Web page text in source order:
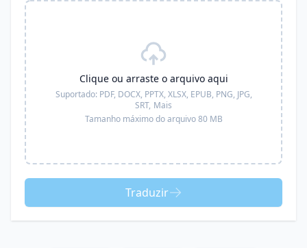
Clique ou arraste o arquivo aqui
Suportado: PDF, DOCX, PPTX, XLSX, EPUB, PNG, JPG,
SRT, Mais
Tamanho máximo do arquivo 80 MB
Traduzir